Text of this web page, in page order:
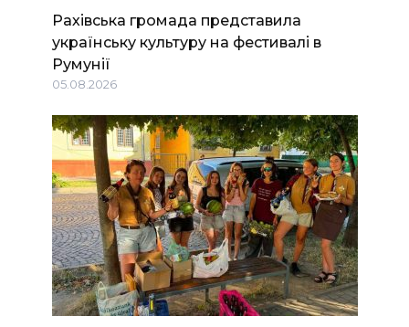
Рахівська громада представила
українську культуру на фестивалі в
Румунії
05.08.2026